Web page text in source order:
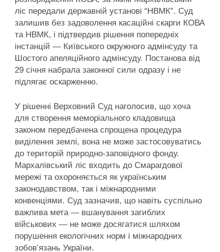
ліс передали державній установі “НВМК”. Суд
залишив без задоволення касаційні скарги КОВА
та НВМК, і підтвердив рішення попередніх
інстанцій — Київського окружного адмінсуду та
Шостого апеляційного адмінсуду. Постанова від
29 січня набрала законної сили одразу і не
підлягає оскарженню.
У рішенні Верховний Суд наголосив, що хоча
для створення меморіального кладовища
законом передбачена спрощена процедура
виділення землі, вона не може застосовуватись
до територій природно-заповідного фонду.
Мархалівський ліс входить до Смарагдової
мережі та охороняється як українським
законодавством, так і міжнародними
конвенціями. Суд зазначив, що навіть суспільно
важлива мета — вшанування загиблих
військових — не може досягатися шляхом
порушення екологічних норм і міжнародних
зобов’язань України.